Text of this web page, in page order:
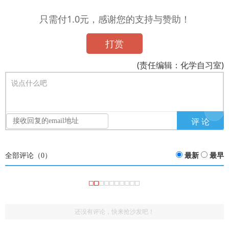
只需付1.0元，感谢您的支持与赞助！
打赏
(责任编辑：化学自习室)
说点什么吧
全部评论（0） 最新 最早
还没有评论，快来抢沙发吧！